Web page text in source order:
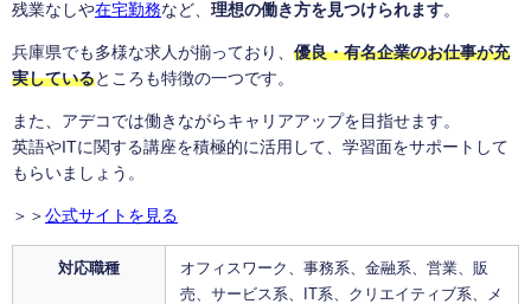
残業なしや在宅勤務など、 理想の働き方を見つけられます。
兵庫県でも多様な求人が揃っており、 優良・有名企業のお仕事が充
実しているところも特徴の一つです。
また、アデコでは働きながらキャリアアップを目指せます。
英語やITに関する講座を積極的に活用して、学習面をサポートして
もらいましょう。
＞＞ 公式サイトを見る
対応職種
オフィスワーク、事務系、金融系、営業、販
売、サービス系、IT系、クリエイティブ系、メ